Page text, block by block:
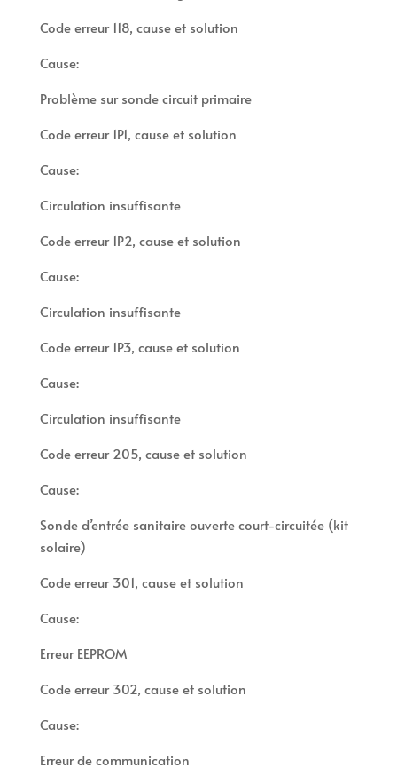
Code erreur 118, cause et solution
Cause:
Problème sur sonde circuit primaire
Code erreur 1P1, cause et solution
Cause:
Circulation insuffisante
Code erreur 1P2, cause et solution
Cause:
Circulation insuffisante
Code erreur 1P3, cause et solution
Cause:
Circulation insuffisante
Code erreur 205, cause et solution
Cause:
Sonde d’entrée sanitaire ouverte court-circuitée (kit
solaire)
Code erreur 301, cause et solution
Cause:
Erreur EEPROM
Code erreur 302, cause et solution
Cause:
Erreur de communication